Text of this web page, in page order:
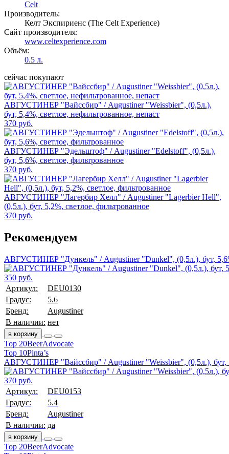
Celt
Производитель:
Келт Экспириенс (The Celt Experience)
Сайт производителя:
www.celtexperience.com
Объём:
0.5 л.
сейчас покупают
АВГУСТИНЕР "Вайссбир" / Augustiner "Weissbier", (0,5л.),
бут, 5,4%, светлое, нефильтрованное, непаст
370 руб.
АВГУСТИНЕР "Эдельштоф" / Augustiner "Edelstoff", (0,5л.),
бут, 5,6%, светлое, фильтрованное
370 руб.
АВГУСТИНЕР "Лагербир Хелл" / Augustiner "Lagerbier Hell",
(0,5л.), бут, 5,2%, светлое, фильтрованное
370 руб.
Рекомендуем
АВГУСТИНЕР "Дункель" / Augustiner "Dunkel", (0,5л.), бут,
350 руб.
Артикул:
DEU0130
Градус:
5.6
Бренд:
Augustiner
В наличии: нет
в корзину
Top 20BeerAdvocate
Top 10Pinta’s
АВГУСТИНЕР "Вайссбир" / Augustiner "Weissbier", (0,5л.), бут,
370 руб.
Артикул:
DEU0153
Градус:
5.4
Бренд:
Augustiner
В наличии: да
в корзину
Top 20BeerAdvocate